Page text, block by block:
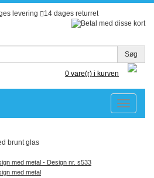
levering 14 dages returret
Søg
0 vare(r) i kurven
Toggle